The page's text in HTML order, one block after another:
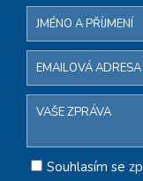
Souhlasím se